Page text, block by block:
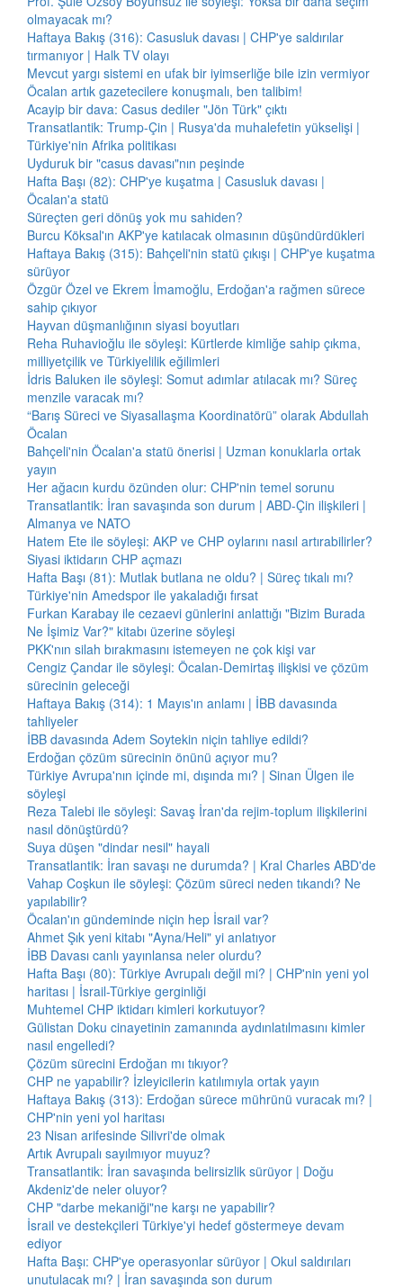
olmayacak mı?
Haftaya Bakış (316): Casusluk davası | CHP'ye saldırılar
tırmanıyor | Halk TV olayı
Mevcut yargı sistemi en ufak bir iyimserliğe bile izin vermiyor
Öcalan artık gazetecilere konuşmalı, ben talibim!
Acayip bir dava: Casus dediler "Jön Türk" çıktı
Transatlantik: Trump-Çin | Rusya'da muhalefetin yükselişi |
Türkiye'nin Afrika politikası
Uyduruk bir "casus davası"nın peşinde
Hafta Başı (82): CHP'ye kuşatma | Casusluk davası |
Öcalan'a statü
Süreçten geri dönüş yok mu sahiden?
Burcu Köksal'ın AKP'ye katılacak olmasının düşündürdükleri
Haftaya Bakış (315): Bahçeli'nin statü çıkışı | CHP'ye kuşatma
sürüyor
Özgür Özel ve Ekrem İmamoğlu, Erdoğan'a rağmen sürece
sahip çıkıyor
Hayvan düşmanlığının siyasi boyutları
Reha Ruhavioğlu ile söyleşi: Kürtlerde kimliğe sahip çıkma,
milliyetçilik ve Türkiyelilik eğilimleri
İdris Baluken ile söyleşi: Somut adımlar atılacak mı? Süreç
menzile varacak mı?
“Barış Süreci ve Siyasallaşma Koordinatörü” olarak Abdullah
Öcalan
Bahçeli'nin Öcalan'a statü önerisi | Uzman konuklarla ortak
yayın
Her ağacın kurdu özünden olur: CHP'nin temel sorunu
Transatlantik: İran savaşında son durum | ABD-Çin ilişkileri |
Almanya ve NATO
Hatem Ete ile söyleşi: AKP ve CHP oylarını nasıl artırabilirler?
Siyasi iktidarın CHP açmazı
Hafta Başı (81): Mutlak butlana ne oldu? | Süreç tıkalı mı?
Türkiye'nin Amedspor ile yakaladığı fırsat
Furkan Karabay ile cezaevi günlerini anlattığı "Bizim Burada
Ne İşimiz Var?" kitabı üzerine söyleşi
PKK'nın silah bırakmasını istemeyen ne çok kişi var
Cengiz Çandar ile söyleşi: Öcalan-Demirtaş ilişkisi ve çözüm
sürecinin geleceği
Haftaya Bakış (314): 1 Mayıs'ın anlamı | İBB davasında
tahliyeler
İBB davasında Adem Soytekin niçin tahliye edildi?
Erdoğan çözüm sürecinin önünü açıyor mu?
Türkiye Avrupa'nın içinde mi, dışında mı? | Sinan Ülgen ile
söyleşi
Reza Talebi ile söyleşi: Savaş İran'da rejim-toplum ilişkilerini
nasıl dönüştürdü?
Suya düşen "dindar nesil" hayali
Transatlantik: İran savaşı ne durumda? | Kral Charles ABD'de
Vahap Coşkun ile söyleşi: Çözüm süreci neden tıkandı? Ne
yapılabilir?
Öcalan'ın gündeminde niçin hep İsrail var?
Ahmet Şık yeni kitabı "Ayna/Heli" yi anlatıyor
İBB Davası canlı yayınlansa neler olurdu?
Hafta Başı (80): Türkiye Avrupalı değil mi? | CHP'nin yeni yol
haritası | İsrail-Türkiye gerginliği
Muhtemel CHP iktidarı kimleri korkutuyor?
Gülistan Doku cinayetinin zamanında aydınlatılmasını kimler
nasıl engelledi?
Çözüm sürecini Erdoğan mı tıkıyor?
CHP ne yapabilir? İzleyicilerin katılımıyla ortak yayın
Haftaya Bakış (313): Erdoğan sürece mührünü vuracak mı? |
CHP'nin yeni yol haritası
23 Nisan arifesinde Silivri'de olmak
Artık Avrupalı sayılmıyor muyuz?
Transatlantik: İran savaşında belirsizlik sürüyor | Doğu
Akdeniz'de neler oluyor?
CHP "darbe mekaniği"ne karşı ne yapabilir?
İsrail ve destekçileri Türkiye'yi hedef göstermeye devam
ediyor
Hafta Başı: CHP'ye operasyonlar sürüyor | Okul saldırıları
unutulacak mı? | İran savaşında son durum